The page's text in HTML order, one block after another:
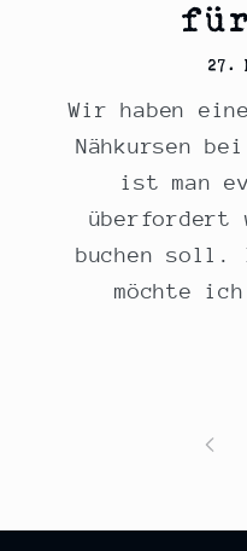
für
27.
Wir haben
Nähkursen
ist man
überfordert
buchen soll.
möchte